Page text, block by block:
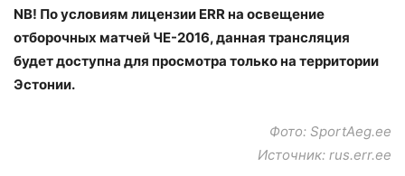
NB! По условиям лицензии ERR на освещение
отборочных матчей ЧЕ-2016, данная трансляция
будет доступна для просмотра только на территории
Эстонии.
Фото: SportAeg.ee
Источник: rus.err.ee